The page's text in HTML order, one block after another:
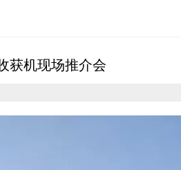
获机现场推介会